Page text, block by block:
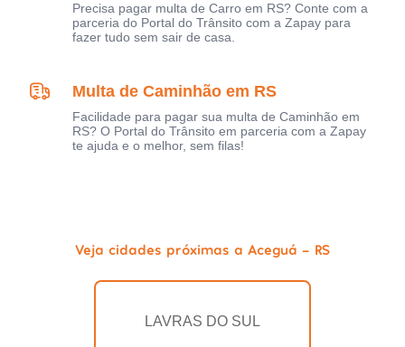
Precisa pagar multa de Carro em RS? Conte com a
parceria do Portal do Trânsito com a Zapay para
fazer tudo sem sair de casa.
Multa de Caminhão em RS
Facilidade para pagar sua multa de Caminhão em
RS? O Portal do Trânsito em parceria com a Zapay
te ajuda e o melhor, sem filas!
Veja cidades próximas a Aceguá - RS
LAVRAS DO SUL